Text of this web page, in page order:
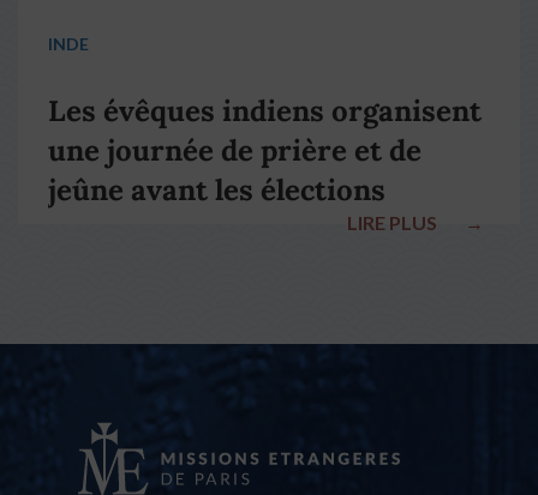
INDE
Les évêques indiens organisent
une journée de prière et de
jeûne avant les élections
LIRE PLUS →